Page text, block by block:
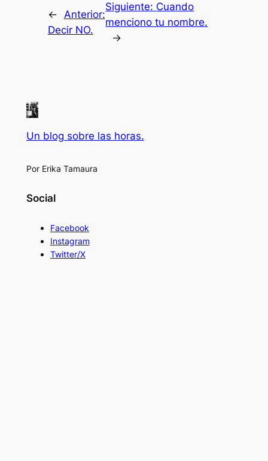
← Anterior:
Decir NO.
Siguiente: Cuando
menciono tu nombre.
→
Un blog sobre las horas.
Por Erika Tamaura
Social
Facebook
Instagram
Twitter/X